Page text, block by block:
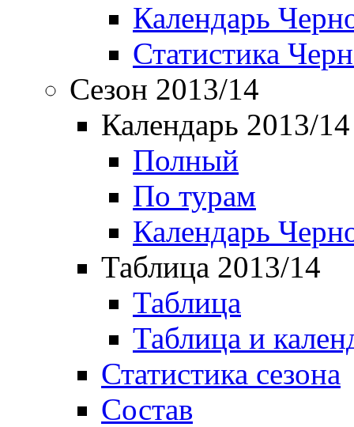
Календарь
Статистика
Сезон 2013/14
Календарь 2013/14
Полный
По турам
Календарь
Таблица 2013/14
Таблица
Таблица и
Статистика сезона
Состав